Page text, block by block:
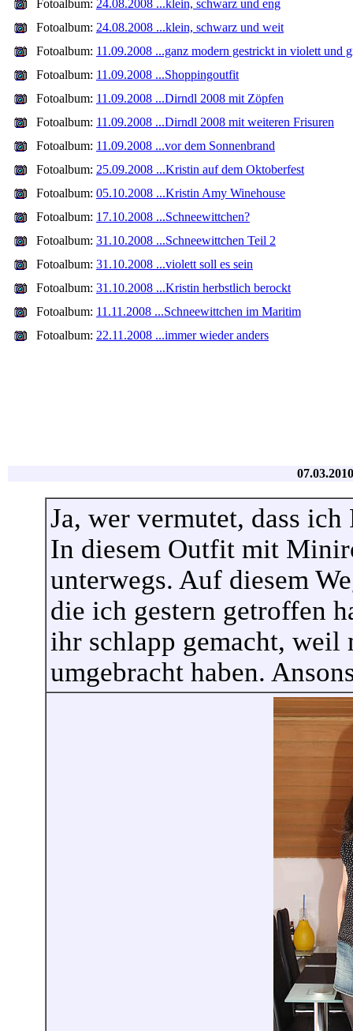
Fotoalbum: 24.08.2008 ...klein, schwarz und eng
Fotoalbum: 24.08.2008 ...klein, schwarz und weit
Fotoalbum: 11.09.2008 ...ganz modern gestrickt in violett und
Fotoalbum: 11.09.2008 ...Shoppingoutfit
Fotoalbum: 11.09.2008 ...Dirndl 2008 mit Zöpfen
Fotoalbum: 11.09.2008 ...Dirndl 2008 mit weiteren Frisuren
Fotoalbum: 11.09.2008 ...vor dem Sonnenbrand
Fotoalbum: 25.09.2008 ...Kristin auf dem Oktoberfest
Fotoalbum: 05.10.2008 ...Kristin Amy Winehouse
Fotoalbum: 17.10.2008 ...Schneewittchen?
Fotoalbum: 31.10.2008 ...Schneewittchen Teil 2
Fotoalbum: 31.10.2008 ...violett soll es sein
Fotoalbum: 31.10.2008 ...Kristin herbstlich berockt
Fotoalbum: 11.11.2008 ...Schneewittchen im Maritim
Fotoalbum: 22.11.2008 ...immer wieder anders
Ja, wer vermutet, dass
In diesem Outfit mit
unterwegs. Auf diesem
die ich gestern getroffen
ihr schlapp gemacht, weil
umgebracht haben.